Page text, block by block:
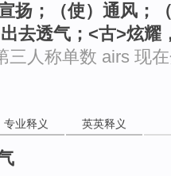
扬；（使）通风；
去透气；<古>炫耀
三人称单数 airs 现
专业释义 英英释义